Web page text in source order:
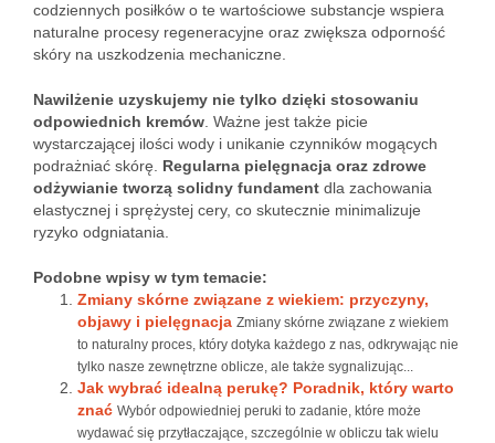
codziennych posiłków o te wartościowe substancje wspiera
naturalne procesy regeneracyjne oraz zwiększa odporność
skóry na uszkodzenia mechaniczne.
Nawilżenie uzyskujemy nie tylko dzięki stosowaniu
odpowiednich kremów . Ważne jest także picie
wystarczającej ilości wody i unikanie czynników mogących
podrażniać skórę. Regularna pielęgnacja oraz zdrowe
odżywianie tworzą solidny fundament dla zachowania
elastycznej i sprężystej cery, co skutecznie minimalizuje
ryzyko odgniatania.
Podobne wpisy w tym temacie:
Zmiany skórne związane z wiekiem: przyczyny,
objawy i pielęgnacja Zmiany skórne związane z wiekiem
to naturalny proces, który dotyka każdego z nas, odkrywając nie
tylko nasze zewnętrzne oblicze, ale także sygnalizując...
Jak wybrać idealną perukę? Poradnik, który warto
znać Wybór odpowiedniej peruki to zadanie, które może
wydawać się przytłaczające, szczególnie w obliczu tak wielu